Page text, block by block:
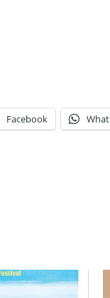
Facebook